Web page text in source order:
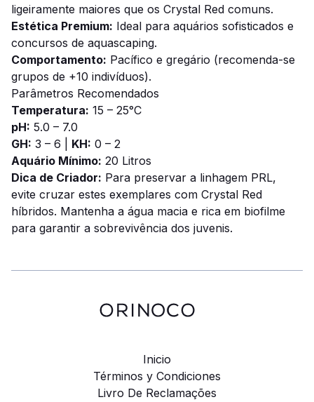
ligeiramente maiores que os Crystal Red comuns.
Estética Premium: Ideal para aquários sofisticados e
concursos de aquascaping.
Comportamento: Pacífico e gregário (recomenda-se
grupos de +10 indivíduos).
Parâmetros Recomendados
Temperatura: 15 – 25°C
pH: 5.0 – 7.0
GH: 3 – 6 | KH: 0 – 2
Aquário Mínimo: 20 Litros
Dica de Criador: Para preservar a linhagem PRL,
evite cruzar estes exemplares com Crystal Red
híbridos. Mantenha a água macia e rica em biofilme
para garantir a sobrevivência dos juvenis.
Inicio
Términos y Condiciones
Livro De Reclamações